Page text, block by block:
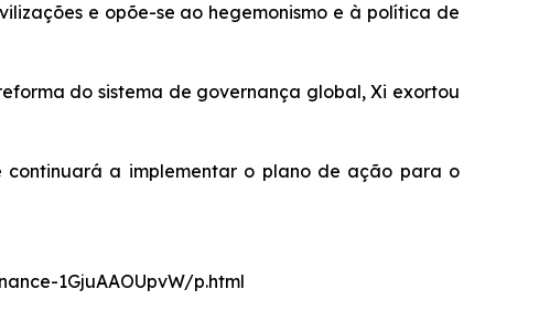
e opõe-se ao hegemonismo e à política de
do sistema de governança global, Xi exortou
continuará a implementar o plano de ação para o
1GjuAAOUpvW/p.html